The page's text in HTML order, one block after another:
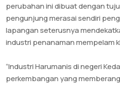
perubahan ini dibuat dengan
pengunjung merasai sendiri
lapangan seterusnya
industri penanaman mempelam
“Industri Harumanis di negeri
perkembangan yang